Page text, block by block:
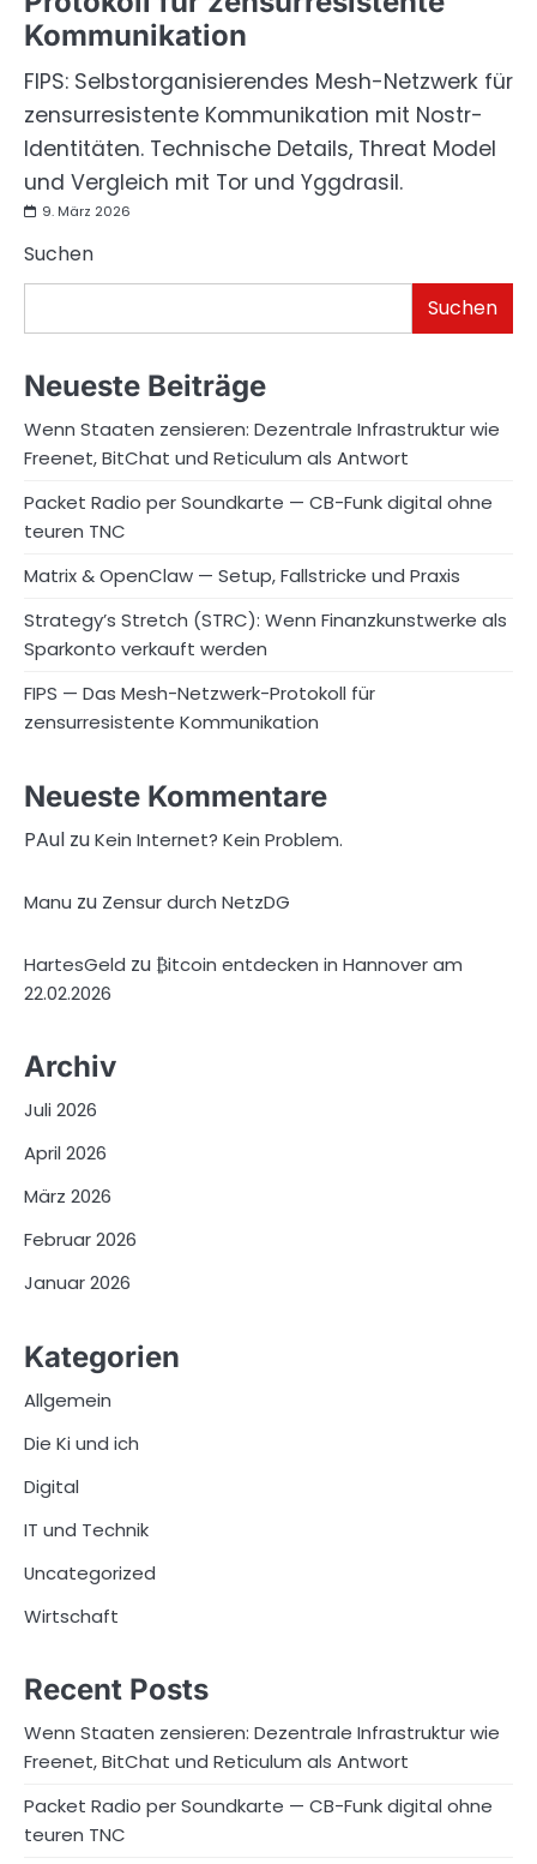
Kommunikation
FIPS: Selbstorganisierendes Mesh-Netzwerk für
zensurresistente Kommunikation mit Nostr-
Identitäten. Technische Details, Threat Model
und Vergleich mit Tor und Yggdrasil.
9. März 2026
Suchen
Suchen
Neueste Beiträge
Wenn Staaten zensieren: Dezentrale Infrastruktur wie
Freenet, BitChat und Reticulum als Antwort
Packet Radio per Soundkarte — CB-Funk digital ohne
teuren TNC
Matrix & OpenClaw — Setup, Fallstricke und Praxis
Strategy’s Stretch (STRC): Wenn Finanzkunstwerke als
Sparkonto verkauft werden
FIPS — Das Mesh-Netzwerk-Protokoll für
zensurresistente Kommunikation
Neueste Kommentare
PAul zuKein Internet? Kein Problem.
Manu zu Zensur durch NetzDG
HartesGeld zu ₿itcoin entdecken in Hannover am
22.02.2026
Archiv
Juli 2026
April 2026
März 2026
Februar 2026
Januar 2026
Kategorien
Allgemein
Die Ki und ich
Digital
IT und Technik
Uncategorized
Wirtschaft
Recent Posts
Wenn Staaten zensieren: Dezentrale Infrastruktur wie
Freenet, BitChat und Reticulum als Antwort
Packet Radio per Soundkarte — CB-Funk digital ohne
teuren TNC